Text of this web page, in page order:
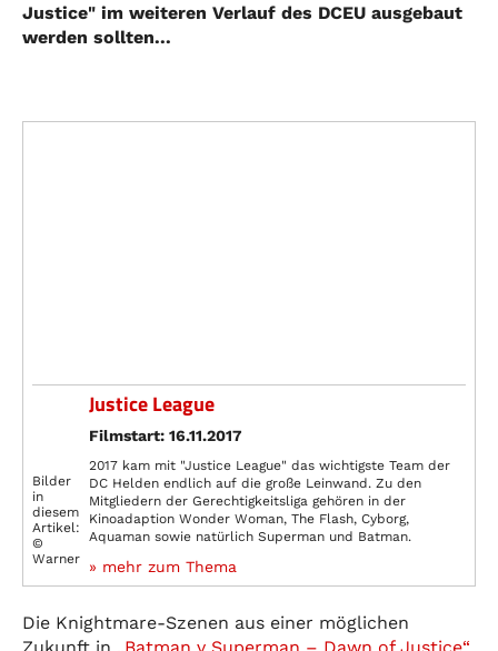
Justice" im weiteren Verlauf des DCEU ausgebaut
werden sollten...
Bilder
in
diesem
Artikel:
©
Warner
Justice League
Filmstart: 16.11.2017
2017 kam mit "Justice League" das wichtigste Team der
DC Helden endlich auf die große Leinwand. Zu den
Mitgliedern der Gerechtigkeitsliga gehören in der
Kinoadaption Wonder Woman, The Flash, Cyborg,
Aquaman sowie natürlich Superman und Batman.
» mehr zum Thema
Die Knightmare-Szenen aus einer möglichen
Zukunft in „Batman v Superman – Dawn of Justice“